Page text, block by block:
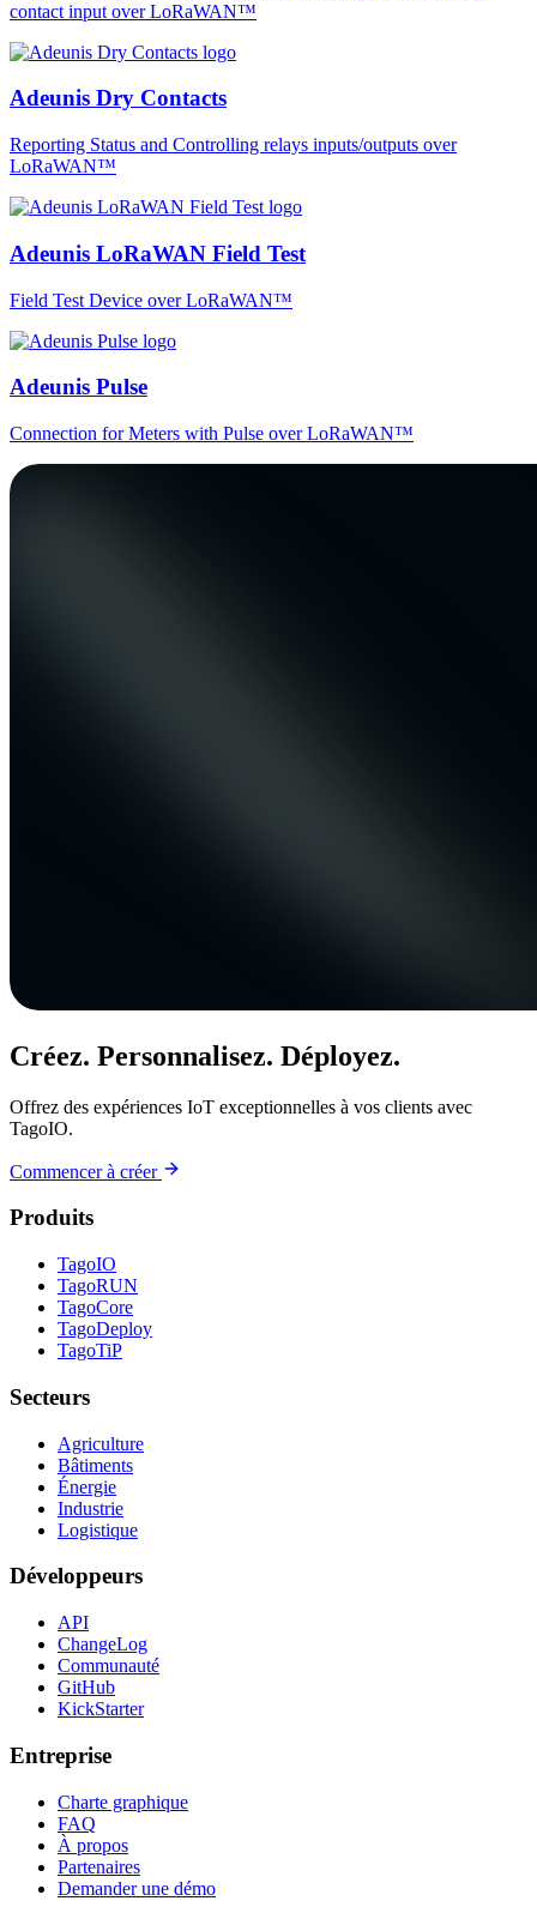
contact input over LoRaWAN™
Adeunis Dry Contacts
Reporting Status and Controlling relays inputs/outputs over
LoRaWAN™
Adeunis LoRaWAN Field Test
Field Test Device over LoRaWAN™
Adeunis Pulse
Connection for Meters with Pulse over LoRaWAN™
Créez. Personnalisez. Déployez.
Offrez des expériences IoT exceptionnelles à vos clients avec
TagoIO.
Commencer à créer
Produits
TagoIO
TagoRUN
TagoCore
TagoDeploy
TagoTiP
Secteurs
Agriculture
Bâtiments
Énergie
Industrie
Logistique
Développeurs
API
ChangeLog
Communauté
GitHub
KickStarter
Entreprise
Charte graphique
FAQ
À propos
Partenaires
Demander une démo